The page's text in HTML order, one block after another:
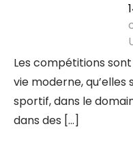
Les compétitions
vie moderne,
sportif, dans le
dans des […]